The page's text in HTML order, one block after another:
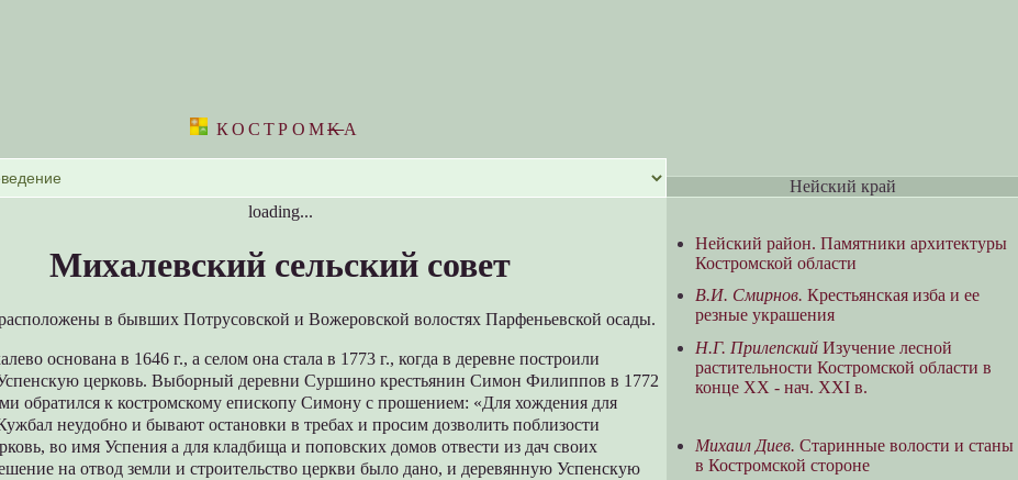
КОСТРОМKА
loading...
Михалевский сельский совет
в бывших Потрусовской и Вожеровской волостях Парфеньевской осады.
основана в 1646 г., а селом она стала в 1773 г., когда в деревне построили
церковь. Выборный деревни Суршино крестьянин Симон Филиппов в 1772
обратился к костромскому епископу Симону с прошением: «Для хождения для
неудобно и бывают остановки в требах и просим дозволить поблизости
во имя Успения а для кладбища и поповских домов отвести из дач своих
на отвод земли и строительство церкви было дано, и деревянную Успенскую
Нейский край
Нейский район. Памятники архитектуры
Костромской области
В.И. Смирнов. Крестьянская изба и ее
резные украшения
Н.Г. ПрилепскийИзучение лесной
растительности Костромской области в
конце XX - нач. XXI в.
Михаил Диев. Старинные волости и станы
в Костромской стороне